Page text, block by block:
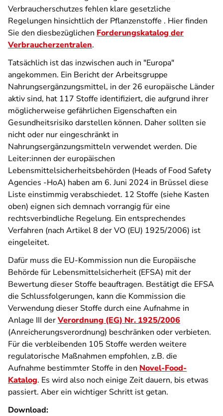
Verbraucherschutzes fehlen klare gesetzliche
Regelungen hinsichtlich der Pflanzenstoffe . Hier finden
Sie den diesbezüglichen Forderungskatalog der
Verbraucherzentralen.
Tatsächlich ist das inzwischen auch in "Europa"
angekommen. Ein Bericht der Arbeitsgruppe
Nahrungsergänzungsmittel, in der 26 europäische Länder
aktiv sind, hat 117 Stoffe identifiziert, die aufgrund ihrer
möglicherweise gefährlichen Eigenschaften ein
Gesundheitsrisiko darstellen können. Daher sollten sie
nicht oder nur eingeschränkt in
Nahrungsergänzungsmitteln verwendet werden. Die
Leiter:innen der europäischen
Lebensmittelsicherheitsbehörden (Heads of Food Safety
Agencies -HoA) haben am 6. Juni 2024 in Brüssel diese
Liste einstimmig verabschiedet. 12 Stoffe (siehe Kasten
oben) eignen sich demnach vorrangig für eine
rechtsverbindliche Regelung. Ein entsprechendes
Verfahren (nach Artikel 8 der VO (EU) 1925/2006) ist
eingeleitet.
Dafür muss die EU-Kommission nun die Europäische
Behörde für Lebensmittelsicherheit (EFSA) mit der
Bewertung dieser Stoffe beauftragen. Bestätigt die EFSA
die Schlussfolgerungen, kann die Kommission die
Verwendung dieser Stoffe durch eine Aufnahme in
Anlage III derVerordnung (EG) Nr. 1925/2006
(Anreicherungsverordnung) beschränken oder verbieten.
Für die verbleibenden 105 Stoffe werden weitere
regulatorische Maßnahmen empfohlen, z.B. die
Aufnahme bestimmter Stoffe in den Novel-Food-
Katalog. Es wird also noch einige Zeit dauern, bis etwas
passiert. Aber ein wichtiger Schritt ist getan.
Download: